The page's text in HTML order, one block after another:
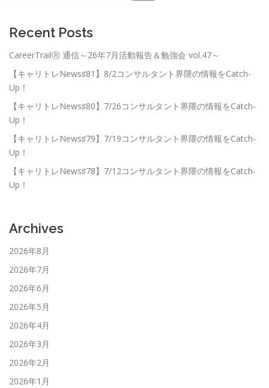
Recent Posts
CareerTrailⓇ 通信～26年7月活動報告＆勉強会 vol.47～
【キャリトレNews♯81】8/2コンサルタント界隈の情報をCatch-
Up！
【キャリトレNews♯80】7/26コンサルタント界隈の情報をCatch-
Up！
【キャリトレNews♯79】7/19コンサルタント界隈の情報をCatch-
Up！
【キャリトレNews♯78】7/12コンサルタント界隈の情報をCatch-
Up！
Archives
2026年8月
2026年7月
2026年6月
2026年5月
2026年4月
2026年3月
2026年2月
2026年1月